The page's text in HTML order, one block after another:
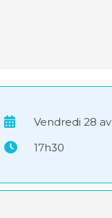
Vendredi 28
17h30